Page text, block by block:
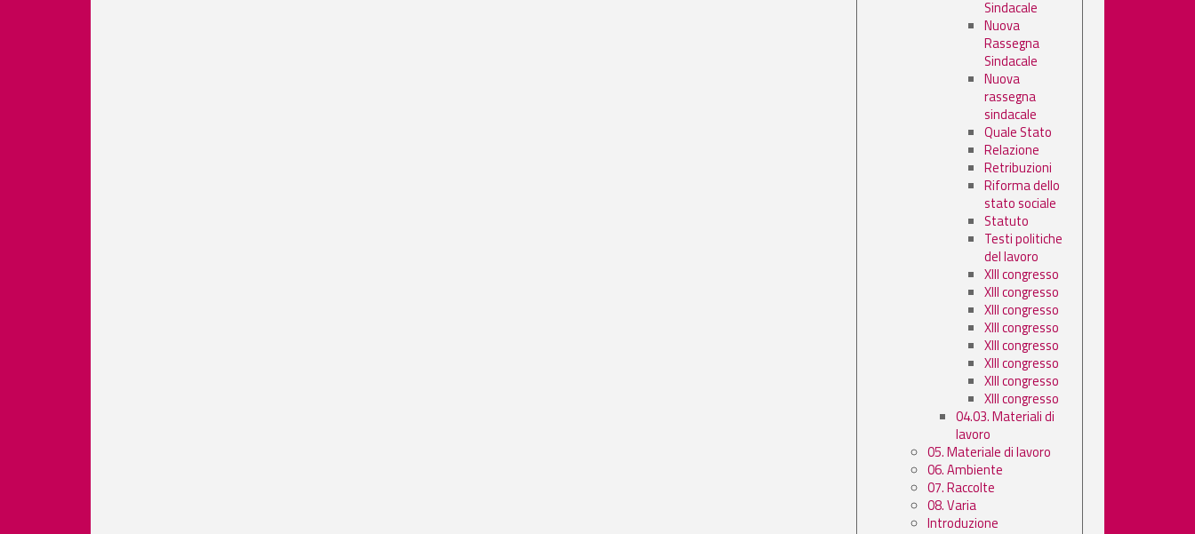
Sindacale
Nuova
Rassegna
Sindacale
Nuova
rassegna
sindacale
Quale Stato
Relazione
Retribuzioni
Riforma dello
stato sociale
Statuto
Testi politiche
del lavoro
XIII congresso
XIII congresso
XIII congresso
XIII congresso
XIII congresso
XIII congresso
XIII congresso
XIII congresso
04.03. Materiali di
lavoro
05. Materiale di lavoro
06. Ambiente
07. Raccolte
08. Varia
Introduzione